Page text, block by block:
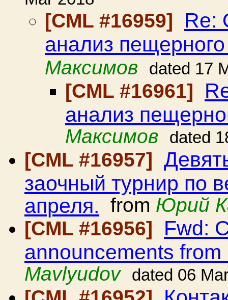
[CML #16959]
Re:
анализ
Максимов dated 17
[CML #16961]
анализ
Максимов
dated
[CML #16957]
заочный турнир по
апреля. from Юрий
[CML #16956]
Fwd:
announcements from
Mavlyudov
dated 06